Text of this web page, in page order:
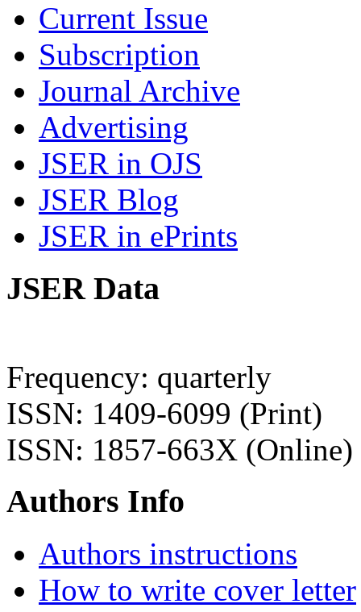
Current Issue
Subscription
Journal Archive
Advertising
JSER in OJS
JSER Blog
JSER in ePrints
JSER Data
Frequency: quarterly
ISSN: 1409-6099 (Print)
ISSN: 1857-663X (Online)
Authors Info
Authors instructions
How to write cover letter